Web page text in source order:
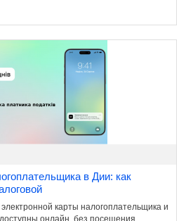
в Дии: как
карты налогоплательщика и
онлайн, без посещения